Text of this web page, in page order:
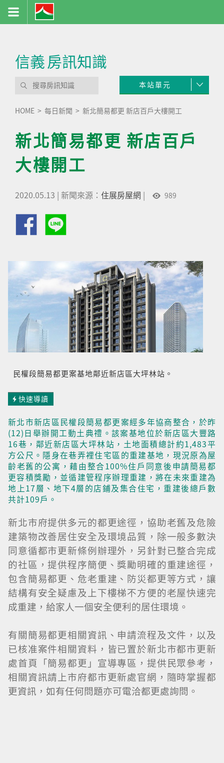
信義房訊知識
本站單元
HOME 每日新聞 新北簡易都更 新店百戶大樓開工
新北簡易都更 新店百戶
大樓開工
2020.05.13 | 新聞來源： 住展房屋網 | 989
民權段簡易都更案基地鄰近新店區大坪林站。
快速導讀
新北市新店區民權段簡易都更案經多年協商整合，於昨
(12)日舉辦開工動土典禮。該案基地位於新店區大豐路
16巷，鄰近新店區大坪林站，土地面積總計約1,483平
方公尺。隱身在巷弄裡住宅區的重建基地，現況原為屋
齡老舊的公寓，藉由整合100%住戶同意後申請簡易都
更容積獎勵，並循建管程序辦理重建，將在未來重建為
地上17層、地下4層的店鋪及集合住宅，重建後總戶數
共計109戶。
新北市府提供多元的都更途徑，協助老舊及危險
建築物改善居住安全及環境品質，除一般多數決
同意循都市更新條例辦理外，另針對已整合完成
的社區，提供程序簡便、獎勵明確的重建途徑，
包含簡易都更、危老重建、防災都更等方式，讓
結構有安全疑慮及上下樓梯不方便的老屋快速完
成重建，給家人一個安全便利的居住環境。
有關簡易都更相關資訊、申請流程及文件，以及
已核准案件相關資料，皆已置於新北市都市更新
處首頁「簡易都更」宣導專區，提供民眾參考，
相關資訊請上市府都市更新處官網，隨時掌握都
更資訊，如有任何問題亦可電洽都更處詢問。